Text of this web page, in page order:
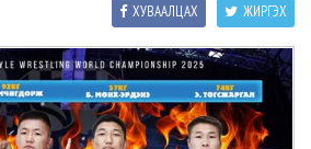
ЖИРГЭХ
ХУВААЛЦАХ